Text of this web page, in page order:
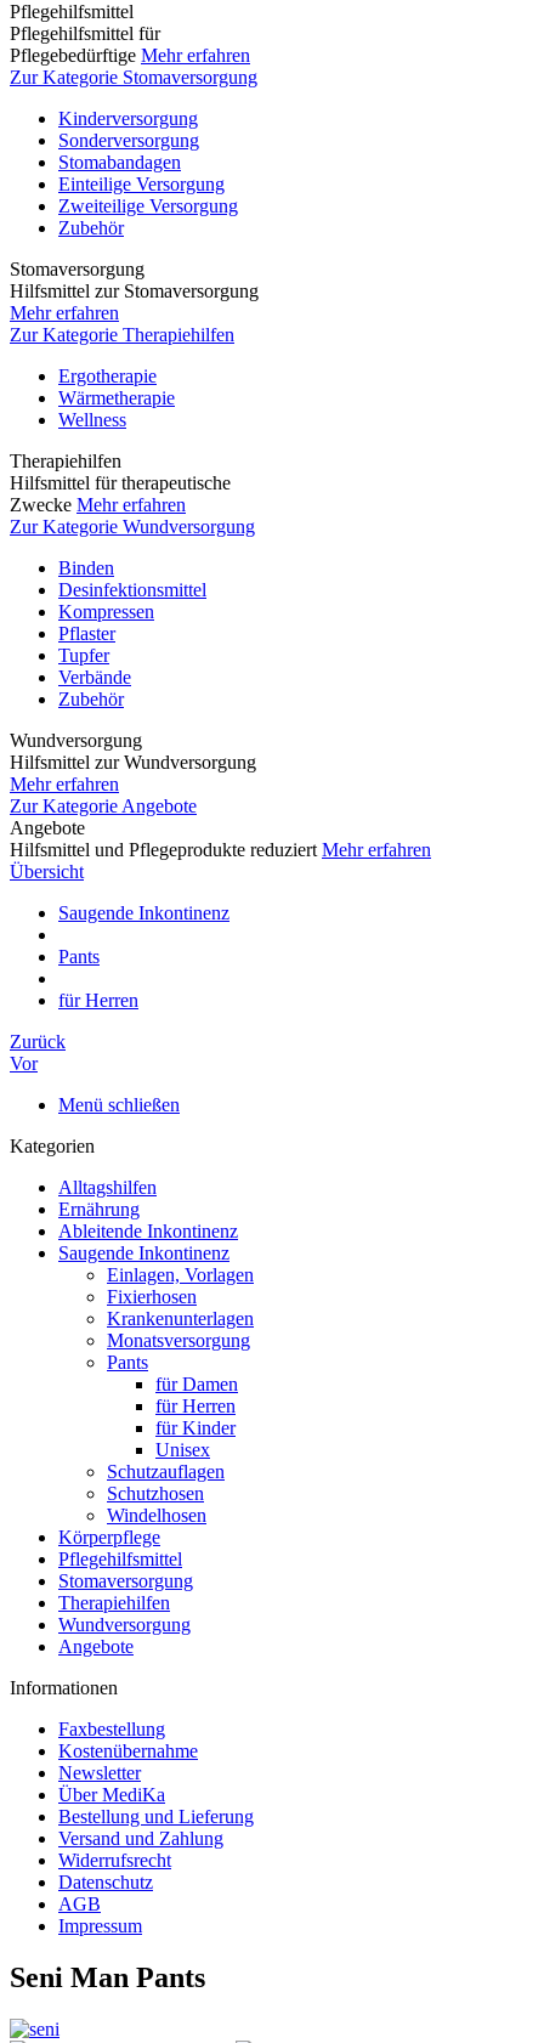
Pflegehilfsmittel
Pflegehilfsmittel für
Pflegebedürftige Mehr erfahren
Zur Kategorie Stomaversorgung
Kinderversorgung
Sonderversorgung
Stomabandagen
Einteilige Versorgung
Zweiteilige Versorgung
Zubehör
Stomaversorgung
Hilfsmittel zur Stomaversorgung
Mehr erfahren
Zur Kategorie Therapiehilfen
Ergotherapie
Wärmetherapie
Wellness
Therapiehilfen
Hilfsmittel für therapeutische
Zwecke Mehr erfahren
Zur Kategorie Wundversorgung
Binden
Desinfektionsmittel
Kompressen
Pflaster
Tupfer
Verbände
Zubehör
Wundversorgung
Hilfsmittel zur Wundversorgung
Mehr erfahren
Zur Kategorie Angebote
Angebote
Hilfsmittel und Pflegeprodukte reduziert Mehr erfahren
Übersicht
Saugende Inkontinenz
Pants
für Herren
Zurück
Vor
Menü schließen
Kategorien
Alltagshilfen
Ernährung
Ableitende Inkontinenz
Saugende Inkontinenz
Einlagen, Vorlagen
Fixierhosen
Krankenunterlagen
Monatsversorgung
Pants
für Damen
für Herren
für Kinder
Unisex
Schutzauflagen
Schutzhosen
Windelhosen
Körperpflege
Pflegehilfsmittel
Stomaversorgung
Therapiehilfen
Wundversorgung
Angebote
Informationen
Faxbestellung
Kostenübernahme
Newsletter
Über MediKa
Bestellung und Lieferung
Versand und Zahlung
Widerrufsrecht
Datenschutz
AGB
Impressum
Seni Man Pants